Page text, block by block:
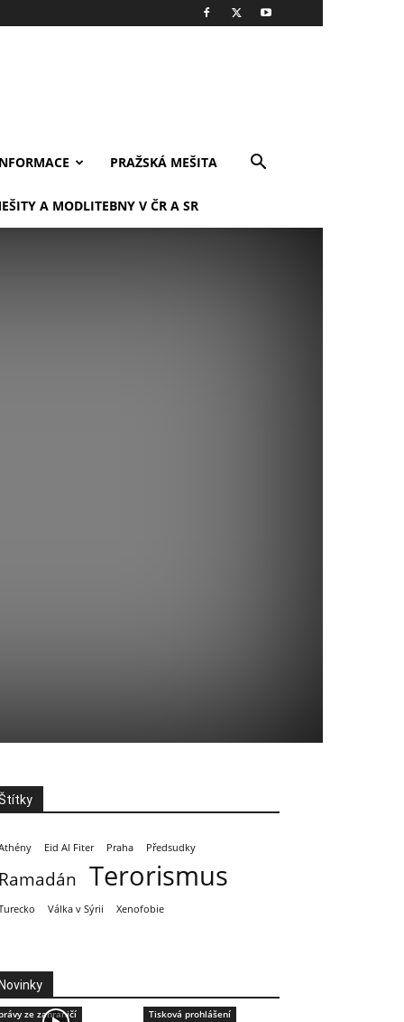
PRAŽSKÁ MEŠITA
A MODLITEBNY V ČR A SR
Eid Al Fiter Praha Předsudky
Ramadán Terorismus
Válka v Sýrii Xenofobie
Novinky
ze zahraničí Tisková prohlášení